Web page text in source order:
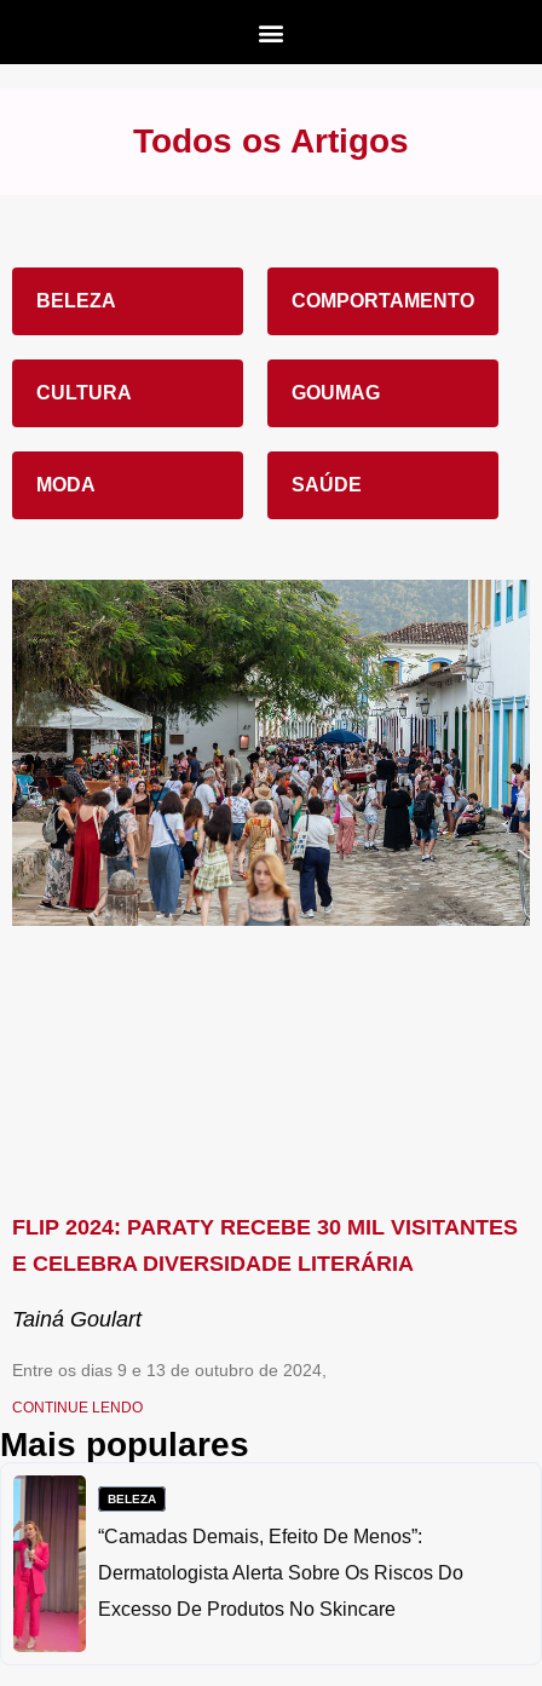
Todos os Artigos
BELEZA COMPORTAMENTO
CULTURA GOUMAG
MODA SAÚDE
FLIP 2024: PARATY RECEBE 30 MIL VISITANTES
E CELEBRA DIVERSIDADE LITERÁRIA
Tainá Goulart
Entre os dias 9 e 13 de outubro de 2024,
CONTINUE LENDO
Mais populares
BELEZA
“Camadas Demais, Efeito De Menos”:
Dermatologista Alerta Sobre Os Riscos Do
Excesso De Produtos No Skincare